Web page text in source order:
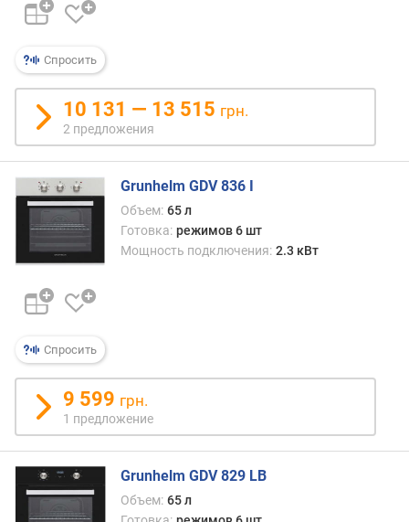
е
д
б
а
в
л
е
н
и
я
о
л
ч
т
в
у
п
р
Спросить
10 131 — 13 515 грн.
2 предложения
Спросить
Grunhelm GDV 836 I
Объем: 65 л
Готовка: режимов 6 шт
Мощность подключения: 2.3 кВт
9 599 грн.
1 предложение
Grunhelm GDV 829 LB
Объем: 65 л